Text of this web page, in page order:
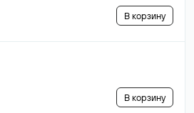
В корзину
В корзину